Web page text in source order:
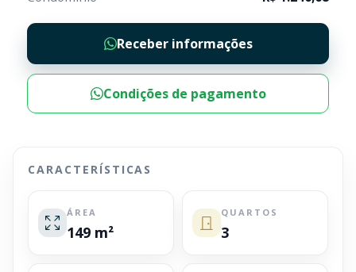
Receber informações
Condições de pagamento
CARACTERÍSTICAS
ÁREA
149 m²
QUARTOS
3